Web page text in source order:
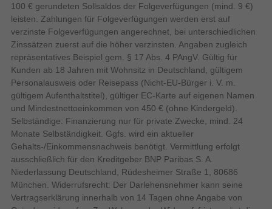
Verpackungstiefe
Verpackungshöhe 185 mm
Verpackungsbreite 127 mm
Verpackungsart Box
Verpackungsinhalt
Verpackungsinhalt
•FRITZ!Repeater 2700 •Slim-LAN-Kabel
•Schutzkontakt-Adapter •Kurzanleitung
Schnellinstallationsanleitung
Wireless LAN Charakteristiken
WLAN-Band Dual-Band (2,4 GHz/5 GHz)
100 € gerundeten Sollsaldos der Folgeverfügungen (mind. 9 €)
leisten. Zahlungen für Folgeverfügungen werden erst auf
verzinste Folgeverfügungen angerechnet, bei unterschiedlichen
Zinssätzen zuerst auf die höher verzinsten. Angaben zugleich
repräsentatives Beispiel gem. § 17 Abs. 4 PAngV. Gültig für
Kunden ab 18 Jahren mit Wohnsitz in Deutschland, gültigem
Personalausweis oder Reisepass (Nicht-EU-Bürger i. V. m.
gültigem Aufenthaltstitel), gültiger EC-Karte auf eigenen Namen
und Mindestnettoeinkommen von 450 € (ohne Kindergeld).
Selbständige: Finanzierung nur für private Zwecke, mind. 24
Monate Selbständigkeit. Ggfs. wird ein aktueller
Gehalts-/Einkommensnachweis benötigt. Vermittlung erfolgt
ausschließlich für den Kreditgeber BNP Paribas S. A.
Niederlassung Deutschland, Rüdesheimer Straße 1, 80686
München. Widerrufsrecht: Der Darlehensnehmer kann seine
Vertragserklärung innerhalb von 14 Tagen ohne Angabe von